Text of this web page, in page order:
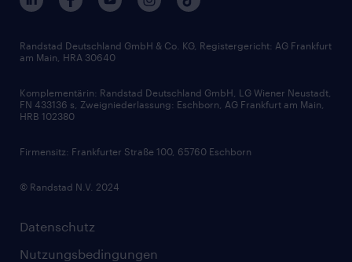
FAQ - Bewerber / Kunden
Zertifikate und Auszeichnungen
Gehaltsthemen
Bewerbungsratgeber
Soft Skills
Skills
Datenschutz
Nutzungsbedingungen
Randstad Deutschland GmbH & Co. KG, Registergericht: AG Frankfurt
am Main, HRA 30640
Komplementärin: Randstad Deutschland GmbH, LG Wiener Neustadt,
FN 433136 s, Zweigniederlassung: Eschborn, AG Frankfurt am Main,
HRB 102380
Firmensitz: Frankfurter Straße 100, 65760 Eschborn
© Randstad N.V. 2024